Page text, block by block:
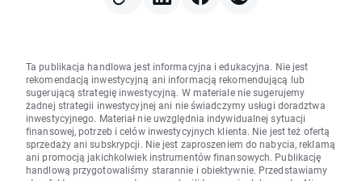
Ta publikacja handlowa jest informacyjna i edukacyjna. Nie jest
rekomendacją inwestycyjną ani informacją rekomendującą lub
sugerującą strategię inwestycyjną. W materiale nie sugerujemy
żadnej strategii inwestycyjnej ani nie świadczymy usługi doradztwa
inwestycyjnego. Materiał nie uwzględnia indywidualnej sytuacji
finansowej, potrzeb i celów inwestycyjnych klienta. Nie jest też ofertą
sprzedaży ani subskrypcji. Nie jest zaproszeniem do nabycia, reklamą
ani promocją jakichkolwiek instrumentów finansowych. Publikację
handlową przygotowaliśmy starannie i obiektywnie. Przedstawiamy